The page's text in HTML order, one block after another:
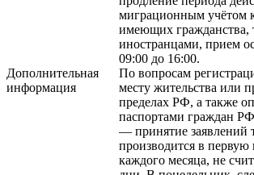
миграционным учётом
имеющих гражданства,
иностранцами, прием
09:00 до 16:00.
Дополнительная
информация
По вопросам
месту жительства или
пределах РФ, а также
паспортами граждан
— принятие заявлений
производится в
каждого месяца, не